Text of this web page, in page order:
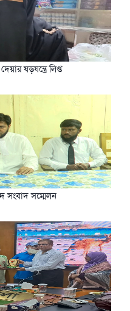
ষড়যন্ত্রে লিপ্ত
সংবাদ সম্মেলন